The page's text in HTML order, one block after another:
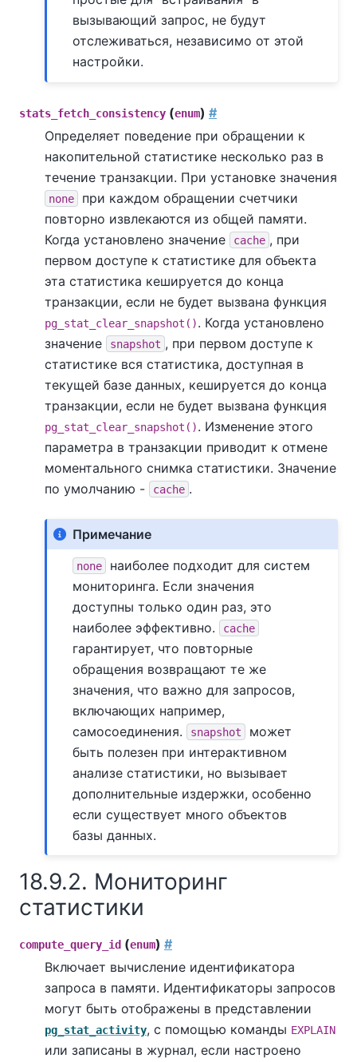
вызывающий запрос, не будут
отслеживаться, независимо от этой
настройки.
stats_fetch_consistency (enum) #
Определяет поведение при обращении к
накопительной статистике несколько раз в
течение транзакции. При установке значения
none
при каждом обращении счетчики
повторно извлекаются из общей памяти.
Когда установлено значение
cache , при
первом доступе к статистике для объекта
эта статистика кешируется до конца
транзакции, если не будет вызвана функция
pg_stat_clear_snapshot(). Когда установлено
значение
snapshot , при первом доступе к
статистике вся статистика, доступная в
текущей базе данных, кешируется до конца
транзакции, если не будет вызвана функция
pg_stat_clear_snapshot(). Изменение этого
параметра в транзакции приводит к отмене
моментального снимка статистики. Значение
по умолчанию -
cache .
Примечание
none
наиболее подходит для систем
мониторинга. Если значения
доступны только один раз, это
наиболее эффективно.
cache
гарантирует, что повторные
обращения возвращают те же
значения, что важно для запросов,
включающих например,
самосоединения.
snapshot
может
быть полезен при интерактивном
анализе статистики, но вызывает
дополнительные издержки, особенно
если существует много объектов
базы данных.
18.9.2. Мониторинг
статистики
compute_query_id (enum) #
Включает вычисление идентификатора
запроса в памяти. Идентификаторы запросов
могут быть отображены в представлении
pg_stat_activity, с помощью команды EXPLAIN
или записаны в журнал, если настроено